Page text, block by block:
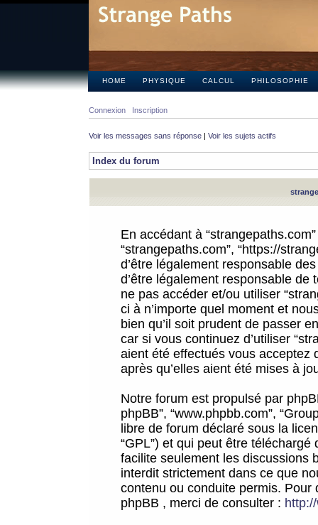
HOME PHYSIQUE CALCUL PHILOSOPHIE
Connexion Inscription
Voir les messages sans réponse | Voir les sujets actifs
Index du forum
En accédant à
“strangepaths.com”, “https://
d’être légalement responsable
d’être légalement responsable
ne pas accéder et/ou utiliser
ci à n’importe quel moment et
bien qu’il soit prudent de passer
car si vous continuez d’utiliser
aient été effectués vous acceptez
après qu’elles aient été mises à
Notre forum est propulsé par
phpBB”, “www.phpbb.com”,
libre de forum déclaré sous la
“GPL”) et qui peut être téléchargé
facilite seulement les discussions
interdit strictement dans ce que
contenu ou conduite permis.
phpBB , merci de consulter :